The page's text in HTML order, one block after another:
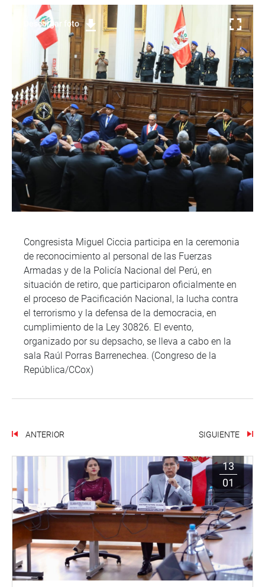
Descargar foto
Congresista Miguel Ciccia participa en la ceremonia
de reconocimiento al personal de las Fuerzas
Armadas y de la Policía Nacional del Perú, en
situación de retiro, que participaron oficialmente en
el proceso de Pacificación Nacional, la lucha contra
el terrorismo y la defensa de la democracia, en
cumplimiento de la Ley 30826. El evento,
organizado por su depsacho, se lleva a cabo en la
sala Raúl Porras Barrenechea. (Congreso de la
República/CCox)
ANTERIOR SIGUIENTE
13
01